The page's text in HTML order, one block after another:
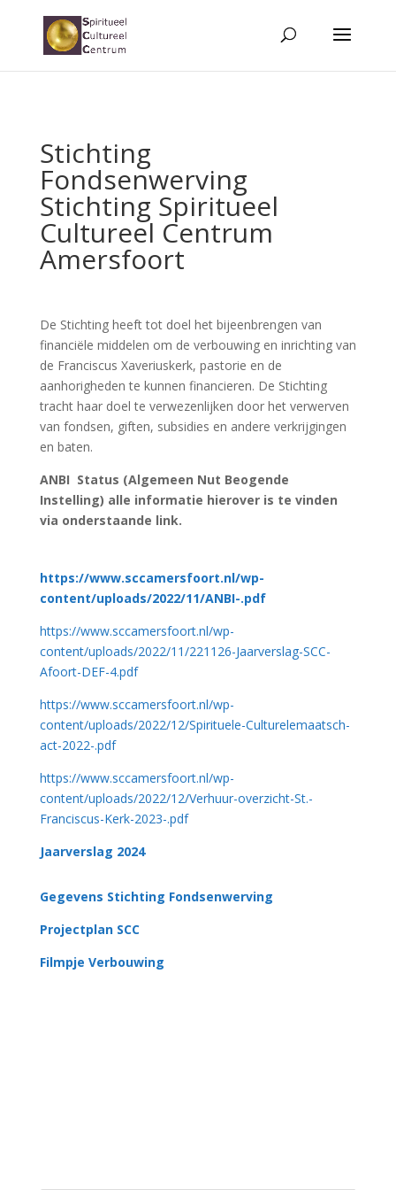
Stichting
Fondsenwerving
Stichting Spiritueel
Cultureel Centrum
Amersfoort
De Stichting heeft tot doel het bijeenbrengen van
financiële middelen om de verbouwing en inrichting van
de Franciscus Xaveriuskerk, pastorie en de
aanhorigheden te kunnen financieren. De Stichting
tracht haar doel te verwezenlijken door het verwerven
van fondsen, giften, subsidies en andere verkrijgingen
en baten.
ANBI Status (Algemeen Nut Beogende
Instelling) alle informatie hierover is te vinden
via onderstaande link.
https://www.sccamersfoort.nl/wp-
content/uploads/2022/11/ANBI-.pdf
https://www.sccamersfoort.nl/wp-
content/uploads/2022/11/221126-Jaarverslag-SCC-
Afoort-DEF-4.pdf
https://www.sccamersfoort.nl/wp-
content/uploads/2022/12/Spirituele-Culturelemaatsch-
act-2022-.pdf
https://www.sccamersfoort.nl/wp-
content/uploads/2022/12/Verhuur-overzicht-St.-
Franciscus-Kerk-2023-.pdf
Jaarverslag 2024
Gegevens Stichting Fondsenwerving
Projectplan SCC
Filmpje Verbouwing